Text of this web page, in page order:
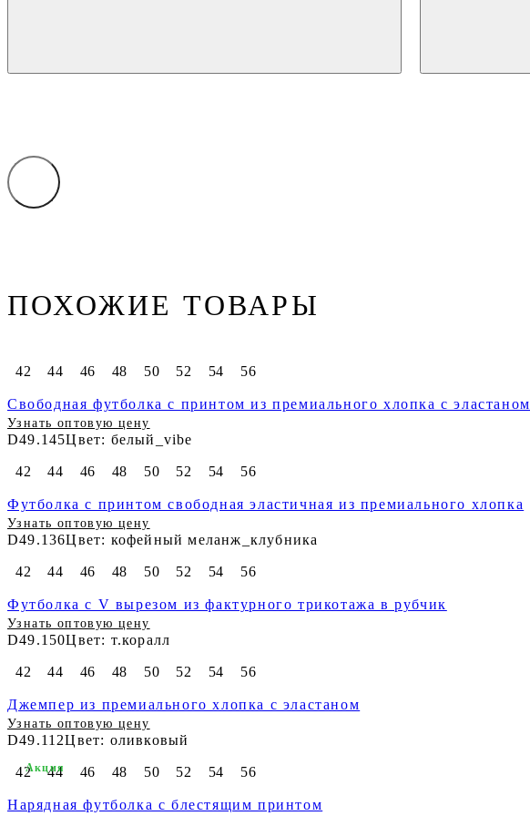
ПОХОЖИЕ ТОВАРЫ
42 44 46 48 50 52 54 56
Свободная футболка с принтом из премиального хлопка с эластаном
Узнать оптовую цену
D49.145Цвет: белый_vibe
42 44 46 48 50 52 54 56
Футболка с принтом свободная эластичная из премиального хлопка
Узнать оптовую цену
D49.136Цвет: кофейный меланж_клубника
42 44 46 48 50 52 54 56
Футболка с V вырезом из фактурного трикотажа в рубчик
Узнать оптовую цену
D49.150Цвет: т.коралл
42 44 46 48 50 52 54 56
Джемпер из премиального хлопка с эластаном
Узнать оптовую цену
D49.112Цвет: оливковый
42 44 46 48 50 52 54 56
Нарядная футболка с блестящим принтом
Акция